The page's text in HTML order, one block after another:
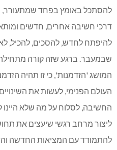
להסתכל באומץ בפחד שמתעורר,
דרכי חשיבה אחרים, חדשים
להיפתח לחדש, להסכים, להכיל,
שבמעבר. ברגע שזה קורה
המושג 'הזדמנות', כי זו תהיה
העולם הפנימי, לעשות את
החשיבה, לסלוח על מה שלא היינו
ליצור מרחב רגשי שיעצים את
להתמודד עם המציאות החדשה